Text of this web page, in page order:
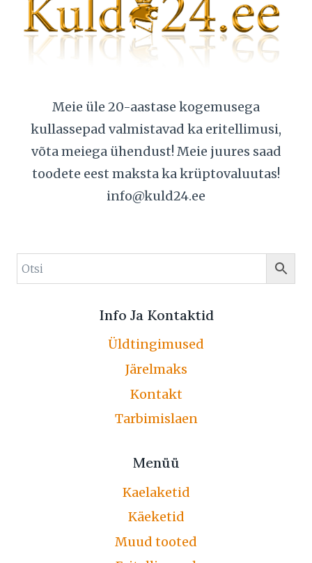
Meie üle 20-aastase kogemusega
kullassepad valmistavad ka eritellimusi,
võta meiega ühendust! Meie juures saad
toodete eest maksta ka krüptovaluutas!
info@kuld24.ee
Info Ja Kontaktid
Üldtingimused
Järelmaks
Kontakt
Tarbimislaen
Menüü
Kaelaketid
Käeketid
Muud tooted